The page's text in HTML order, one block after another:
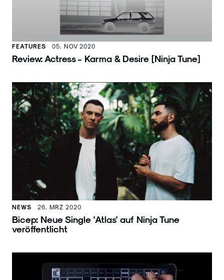
FEATURES 05. NOV 2020
Review: Actress - Karma & Desire [Ninja Tune]
NEWS 26. MRZ 2020
Bicep: Neue Single 'Atlas' auf Ninja Tune
veröffentlicht